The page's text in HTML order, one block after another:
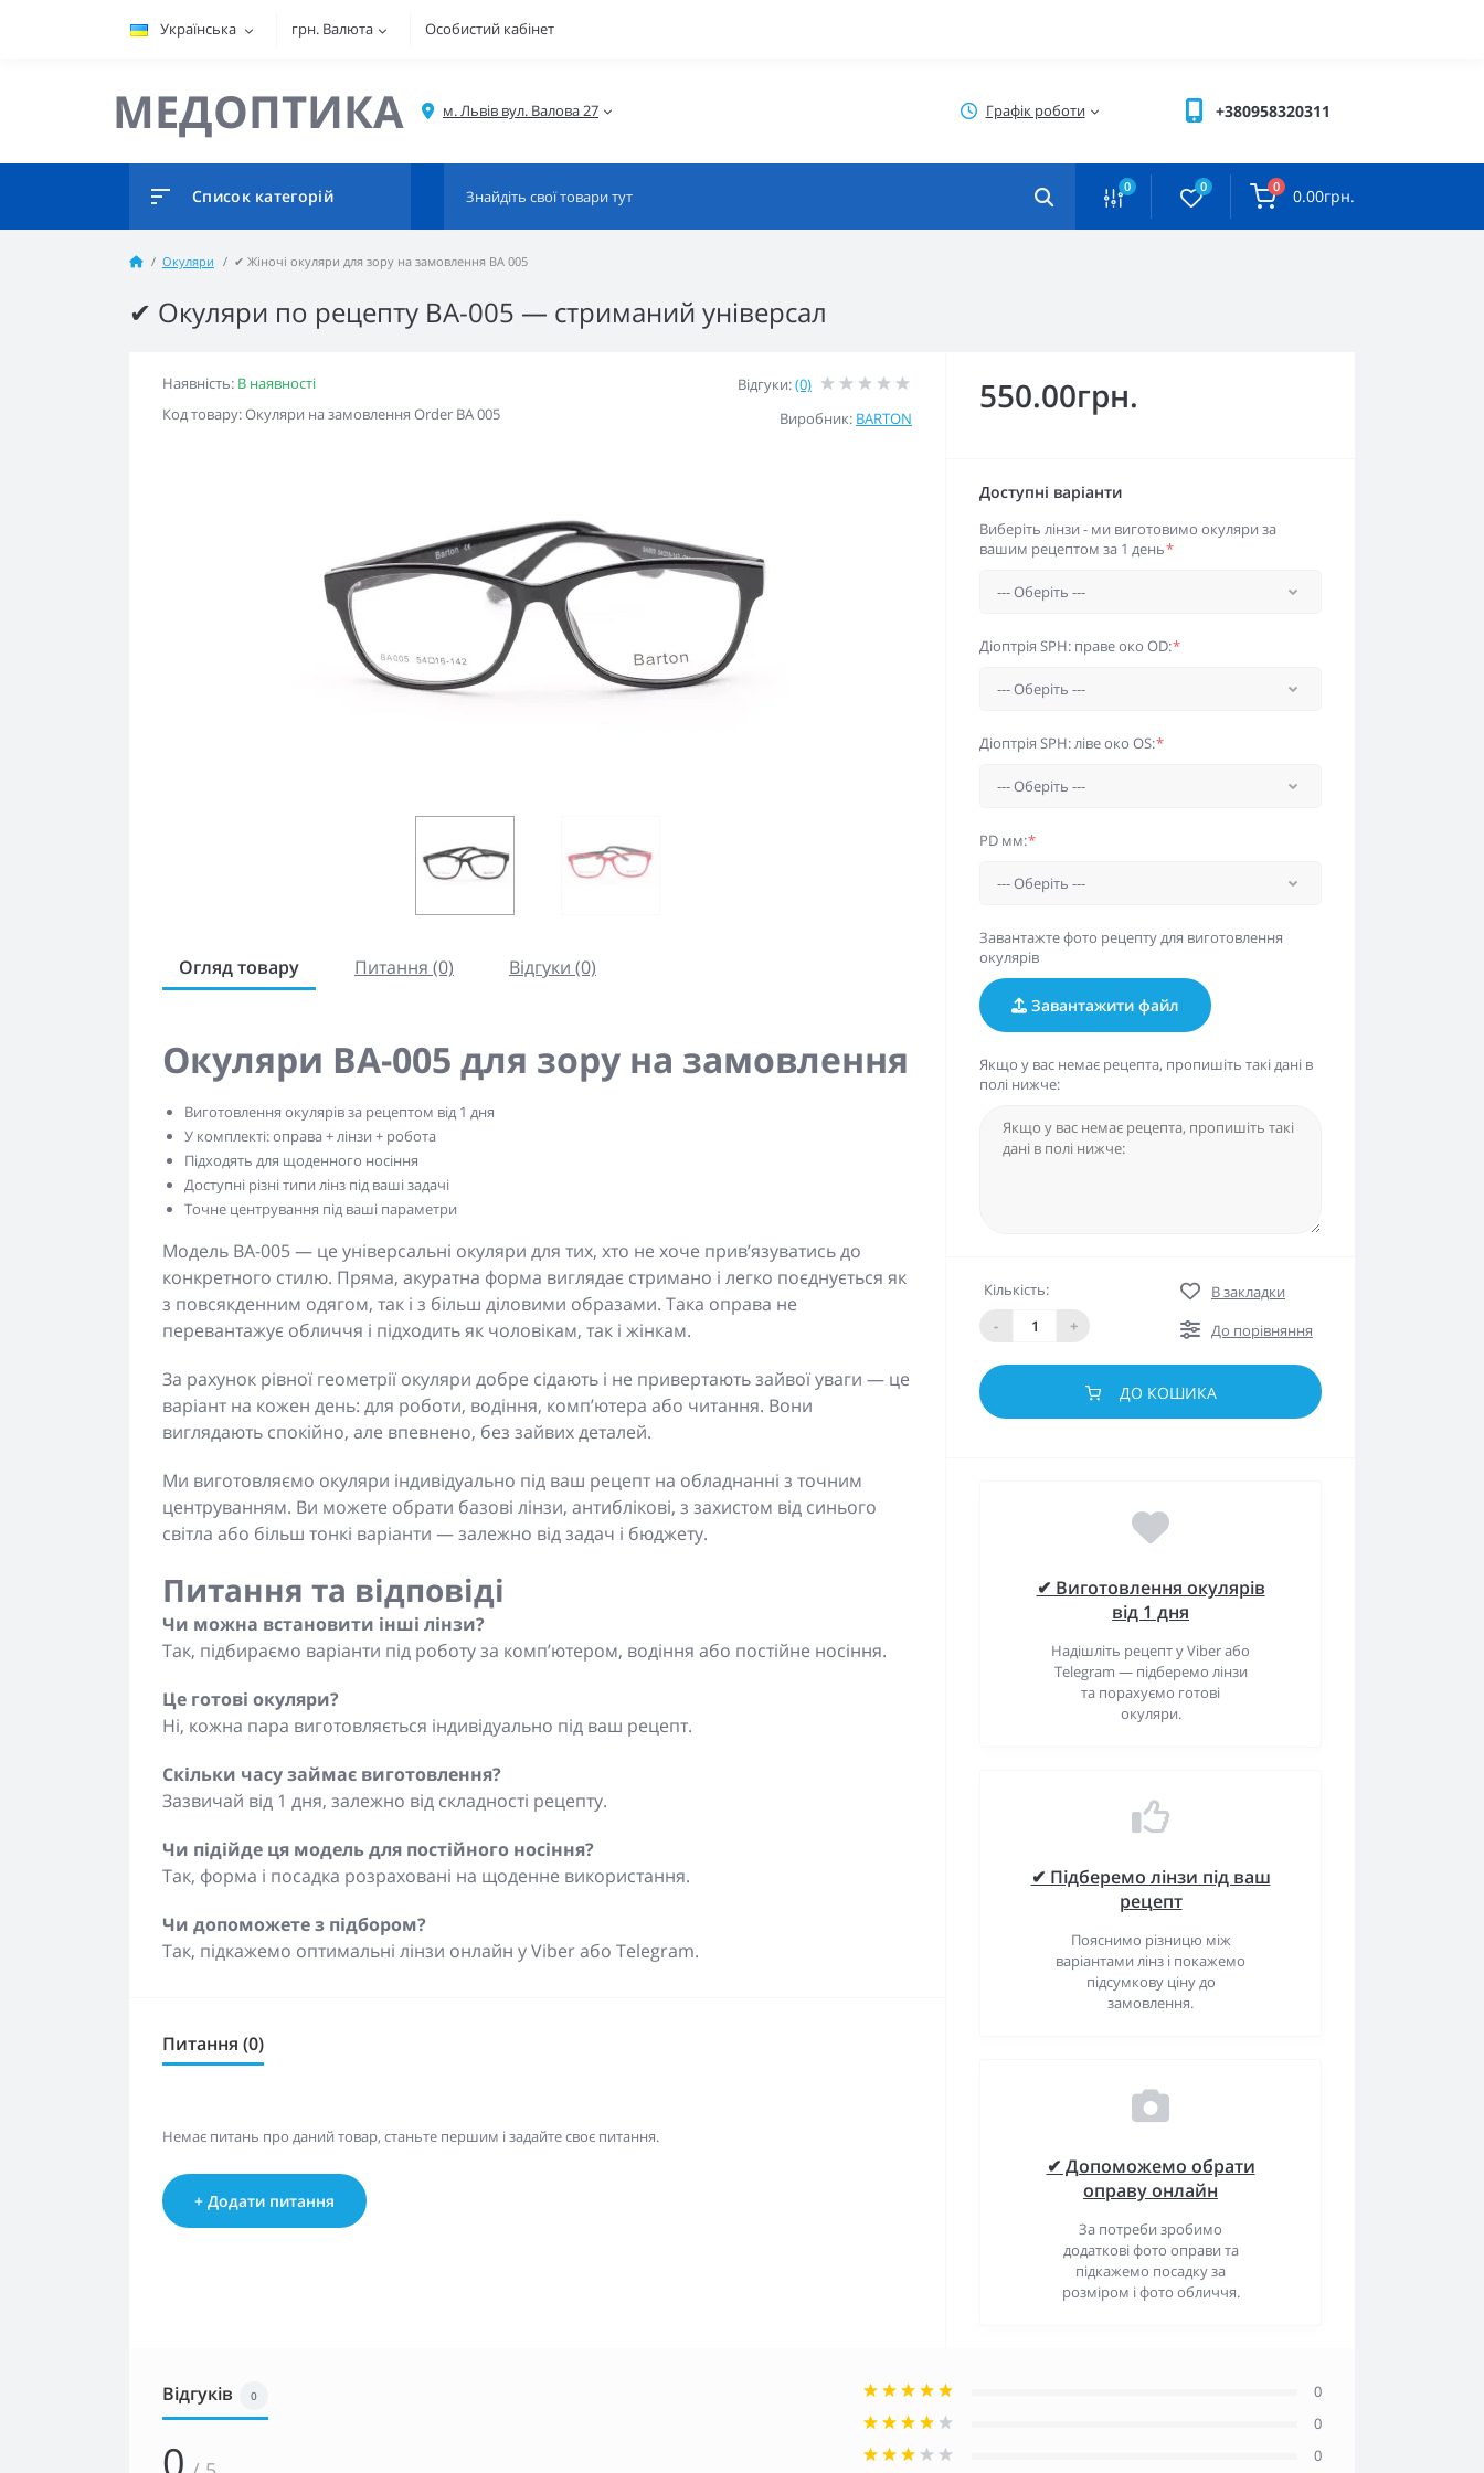
Українська грн. Валюта Особистий кабінет
МЕДОПТИКА Графік роботи +380958320311
Список категорій 0 0 0 0.00грн.
Окуляри ✔ Жіночі окуляри для зору на замовлення BA 005
✔ Окуляри по рецепту BA-005 — стриманий універсал
Наявність: В наявності
Код товару: Окуляри на замовлення Order BA 005
Відгуки:(0)
Виробник: BARTON
Огляд товару Питання (0) Відгуки (0)
Окуляри BA-005 для зору на замовлення
Виготовлення окулярів за рецептом від 1 дня
У комплекті: оправа + лінзи + робота
Підходять для щоденного носіння
Доступні різні типи лінз під ваші задачі
Точне центрування під ваші параметри
Модель BA-005 — це універсальні окуляри для тих, хто не хоче прив’язуватись до
конкретного стилю. Пряма, акуратна форма виглядає стримано і легко поєднується як
з повсякденним одягом, так і з більш діловими образами. Така оправа не
перевантажує обличчя і підходить як чоловікам, так і жінкам.
За рахунок рівної геометрії окуляри добре сідають і не привертають зайвої уваги — це
варіант на кожен день: для роботи, водіння, комп’ютера або читання. Вони
виглядають спокійно, але впевнено, без зайвих деталей.
Ми виготовляємо окуляри індивідуально під ваш рецепт на обладнанні з точним
центруванням. Ви можете обрати базові лінзи, антиблікові, з захистом від синього
світла або більш тонкі варіанти — залежно від задач і бюджету.
Питання та відповіді
Чи можна встановити інші лінзи?
Так, підбираємо варіанти під роботу за комп’ютером, водіння або постійне носіння.
Це готові окуляри?
Ні, кожна пара виготовляється індивідуально під ваш рецепт.
Скільки часу займає виготовлення?
Зазвичай від 1 дня, залежно від складності рецепту.
Чи підійде ця модель для постійного носіння?
Так, форма і посадка розраховані на щоденне використання.
Чи допоможете з підбором?
Так, підкажемо оптимальні лінзи онлайн у Viber або Telegram.
Питання (0)
Немає питань про даний товар, станьте першим і задайте своє питання.
+ Додати питання
550.00грн.
Доступні варіанти
Виберіть лінзи - ми виготовимо окуляри за
вашим рецептом за 1 день*
Діоптрія SPH: праве око OD:*
Діоптрія SPH: ліве око OS:*
PD мм:*
Завантажте фото рецепту для виготовлення
окулярів
Завантажити файл
Якщо у вас немає рецепта, пропишіть такі дані в
полі нижче:
Кількість:
-
+
В закладки
До порівняння
ДО КОШИКА
✔ Виготовлення окулярів
від 1 дня
Надішліть рецепт у Viber або
Telegram — підберемо лінзи
та порахуємо готові
окуляри.
✔ Підберемо лінзи під ваш
рецепт
Пояснимо різницю між
варіантами лінз і покажемо
підсумкову ціну до
замовлення.
✔ Допоможемо обрати
оправу онлайн
За потреби зробимо
додаткові фото оправи та
підкажемо посадку за
розміром і фото обличчя.
Відгуків 0
0
0
0